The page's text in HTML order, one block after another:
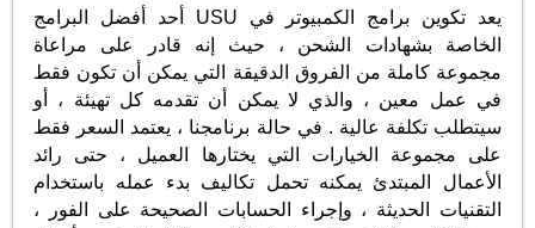
يعد تكوين برامج الكمبيوتر في USU أحد أفضل البرامج
الخاصة بشهادات الشحن ، حيث إنه قادر على مراعاة
مجموعة كاملة من الفروق الدقيقة التي يمكن أن تكون فقط
في عمل معين ، والذي لا يمكن أن تقدمه كل تهيئة ، أو
سيتطلب تكلفة عالية . في حالة برنامجنا ، يعتمد السعر فقط
على مجموعة الخيارات التي يختارها العميل ، حتى رائد
الأعمال المبتدئ يمكنه تحمل تكاليف بدء عمله باستخدام
التقنيات الحديثة ، وإجراء الحسابات الصحيحة على الفور ،